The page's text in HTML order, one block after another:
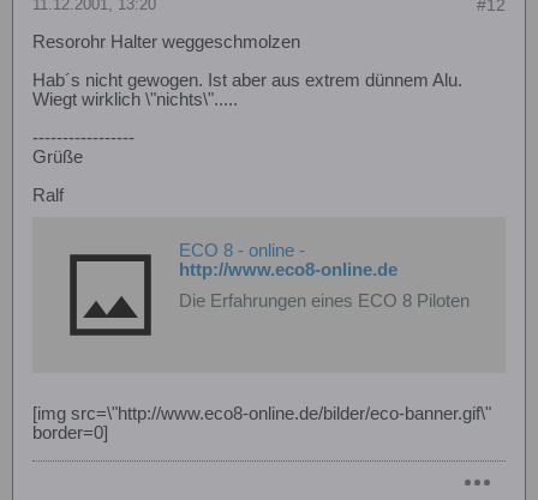
#12
11.12.2001, 13:20
Resorohr Halter weggeschmolzen
Hab´s nicht gewogen. Ist aber aus extrem dünnem Alu.
Wiegt wirklich \"nichts\".....
-----------------
Grüße
Ralf
ECO 8 - online -
http://www.eco8-online.de
Die Erfahrungen eines ECO 8 Piloten
[img src=\"http://www.eco8-online.de/bilder/eco-banner.gif\"
border=0]